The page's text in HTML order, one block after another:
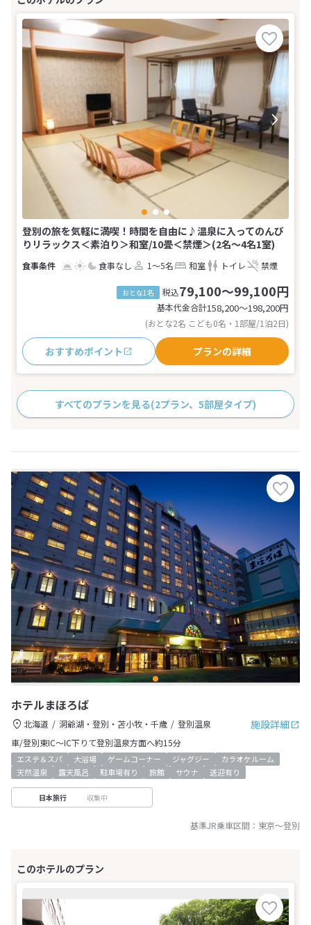
登別の旅を気軽に満喫！時間を自由に♪温泉に入ってのんび
りリラックス＜素泊り＞和室/10畳＜禁煙＞(2名～4名1室)
食事なし 1～5名 和室 トイレ 禁煙
おとな1名 税込79,100～99,100円
基本代金合計158,200〜198,200円
(おとな2名 こども0名・1部屋/1泊2日)
おすすめポイント プランの詳細
すべてのプランを見る(2プラン、5部屋タイプ)
ホテルまほろば
施設詳細
北海道 洞爺湖・登別・苫小牧・千歳
登別温泉
車/登別東IC～IC下りて登別温泉方面へ約15分
エステ＆スパ 大浴場 ゲームコーナー ジャグジー
カラオケルーム
天然温泉
露天風呂 駐車場有り 旅館 サウナ 送迎有り
日本旅行 収集中
基準JR乗車区間： 東京～登別